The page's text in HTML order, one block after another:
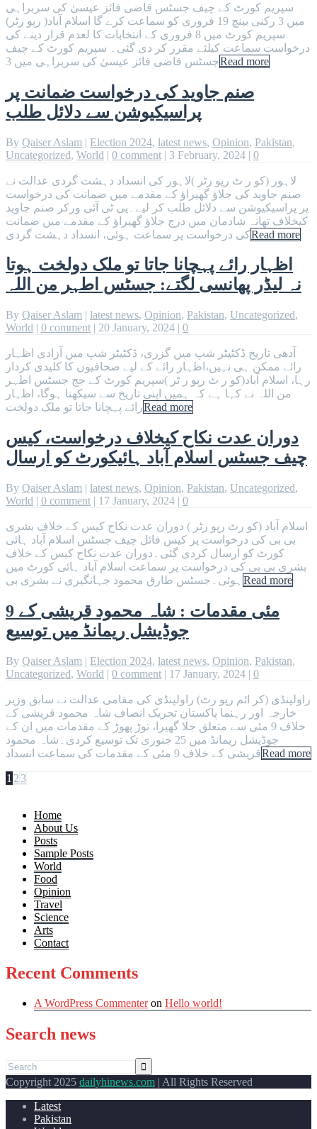
سپریم کورٹ کے چیف جسٹس قاضی فائز عیسیٰ کی سربراہی
میں 3 رکنی بینچ 19 فروری کو سماعت کرے گا اسلام آباد( رپو رٹر)
سپریم کورٹ میں 8 فروری کے انتخابات کا لعدم قرار دینے کی
درخواست سماعت کیلئے مقرر کر دی گئی۔ سپریم کورٹ کے چیف
جسٹس قاضی فائز عیسیٰ کی سربراہی میں 3Read more
صنم جاوید کی درخواست ضمانت پر
پراسیکیوشن سے دلائل طلب
By Qaiser Aslam | Election 2024, latest news, Opinion, Pakistan,
Uncategorized, World | 0 comment | 3 February, 2024 | 0
لاہور (کو ر ٹ رپو رٹر )لاہور کی انسداد دہشت گردی عدالت نے
صنم جاوید کی جلاؤ گھیراؤ کے مقدمے میں ضمانت کی درخواست
پر پراسیکیوشن سے دلائل طلب کر لیے۔پی ٹی آئی ورکر صنم جاوید
کیخلاف تھانہ شادمان میں درج جلاؤ گھیراؤ کے مقدمے میں ضمانت
کی درخواست پر سماعت ہوئی، انسداد دہشت گردیRead more
اظہار رائے پہچانا جاتا تو ملک دولخت ہوتا
نہ لیڈر پھانسی لگتے: جسٹس اطہر من اللہ
By Qaiser Aslam | latest news, Opinion, Pakistan, Uncategorized,
World | 0 comment | 20 January, 2024 | 0
آدھی تاریخ ڈکٹیٹر شپ میں گزری، ڈکٹیٹر شپ میں آزادی اظہار
رائے ممکن ہی نہیں،اظہار رائے کے لیے صحافیوں کا کلیدی کردار
رہا، اسلام آباد(کو ر ٹ رپو ر ٹر )سپریم کورٹ کے جج جسٹس اطہر
من اللہ نے کہا ہے کہ ہمیں اپنی تاریخ سے سیکھنا ہوگا، اظہار
رائے پہچانا جاتا تو ملک دولختRead more
دوران عدت نکاح کیخلاف درخواست، کیس
چیف جسٹس اسلام آباد ہائیکورٹ کو ارسال
By Qaiser Aslam | latest news, Opinion, Pakistan, Uncategorized,
World | 0 comment | 17 January, 2024 | 0
اسلام آباد (کو رٹ رپو رٹر ) دوران عدت نکاح کیس کے خلاف بشری
بی بی کی درخواست پر کیس فائل چیف جسٹس اسلام آباد ہائی
کورٹ کو ارسال کردی گئی۔دوران عدت نکاح کیس کے خلاف
بشری بی بی کی درخواست پر سماعت اسلام آباد ہائی کورٹ میں
ہوئی۔جسٹس طارق محمود جہانگیری نے بشری بی Read more
9 مئی مقدمات : شاہ محمود قریشی کے
جوڈیشل ریمانڈ میں توسیع
By Qaiser Aslam | Election 2024, latest news, Opinion, Pakistan,
Uncategorized, World | 0 comment | 17 January, 2024 | 0
راولپنڈی (کر ائم رپو رٹ) راولپنڈی کی مقامی عدالت نے سابق وزیر
خارجہ اور رہنما پاکستان تحریک انصاف شاہ محمود قریشی کے
خلاف 9 مئی سے متعلق جلا گھیرا، توڑ پھوڑ کے مقدمات میں ان کے
جوڈیشل ریمانڈ میں 25 جنوری تک توسیع کردی۔شاہ محمود
قریشی کے خلاف 9 مئی کے مقدمات کی سماعت انسدادRead more
1 2 3
Home
About Us
Posts
Sample Posts
World
Food
Opinion
Travel
Science
Arts
Contact
Recent Comments
A WordPress Commenteron Hello world!
Search news
Copyright 2025 dailyhinews.com | All Rights Reserved
Latest
Pakistan